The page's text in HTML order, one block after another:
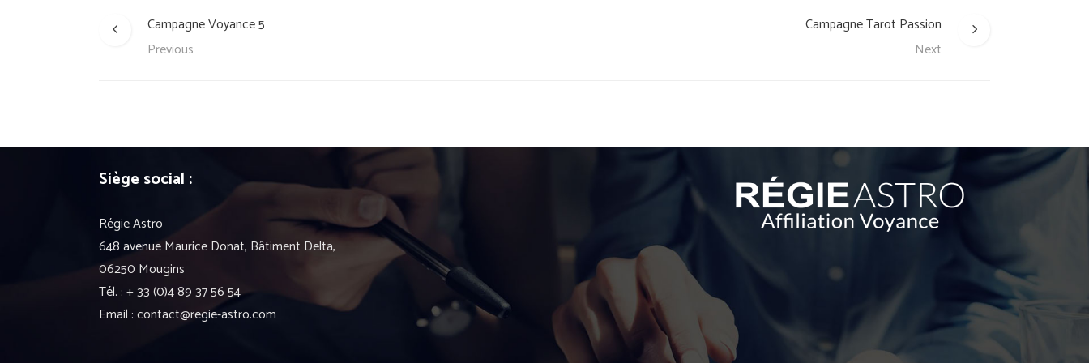
Campagne Voyance 5
Previous
Campagne Tarot Passion
Next
Siège social :
Régie Astro
648 avenue Maurice Donat, Bâtiment Delta,
06250 Mougins
Tél. : + 33 (0)4 89 37 56 54
Email : contact@regie-astro.com